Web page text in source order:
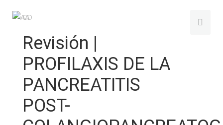
Revisión |
PROFILAXIS DE LA
PANCREATITIS
POST-